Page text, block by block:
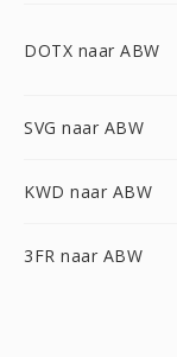
DOTX naar ABW
SVG naar ABW
KWD naar ABW
3FR naar ABW